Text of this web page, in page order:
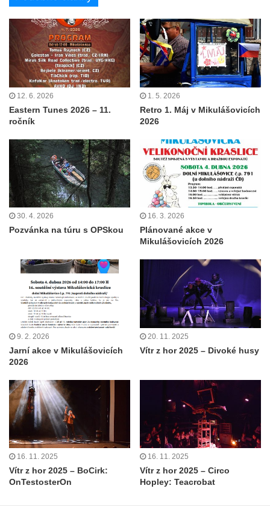
12. 6. 2026
Eastern Tunes 2026 – 11.
ročník
1. 5. 2026
Retro 1. Máj v Mikulášovicích
2026
30. 4. 2026
Pozvánka na túru s OPSkou
16. 3. 2026
Plánované akce v
Mikulášovicích 2026
9. 2. 2026
Jarní akce v Mikulášovicích
2026
20. 11. 2025
Vítr z hor 2025 – Divoké husy
16. 11. 2025
Vítr z hor 2025 – BoCirk:
OnTestosterOn
16. 11. 2025
Vítr z hor 2025 – Circo
Hopley: Teacrobat